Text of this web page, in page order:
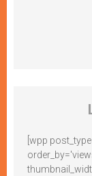
[wpp